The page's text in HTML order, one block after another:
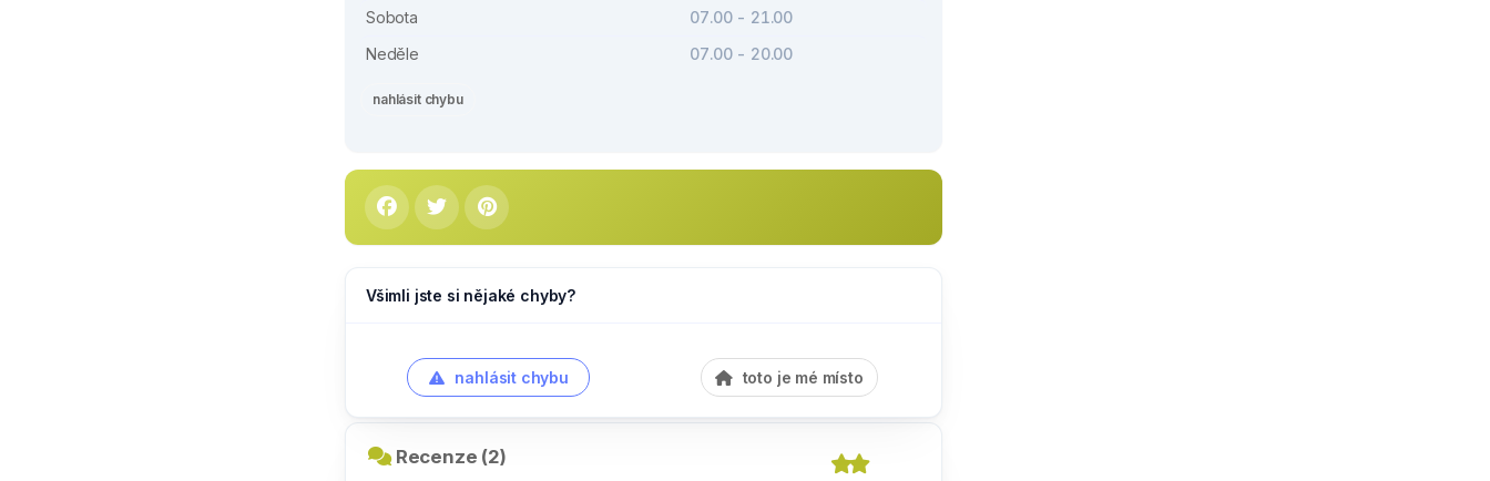
Sobota
07.00 - 21.00
Neděle
07.00 - 20.00
nahlásit chybu
Všimli jste si nějaké chyby?
nahlásit chybu toto je mé místo
Recenze (2)